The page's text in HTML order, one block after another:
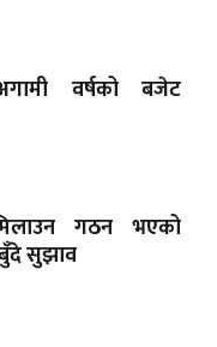
वर्षको बजेट
गठन भएको
सुझाव